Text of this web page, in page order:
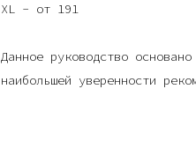
XL - от 191
Данное руководство
наибольшей уверенности